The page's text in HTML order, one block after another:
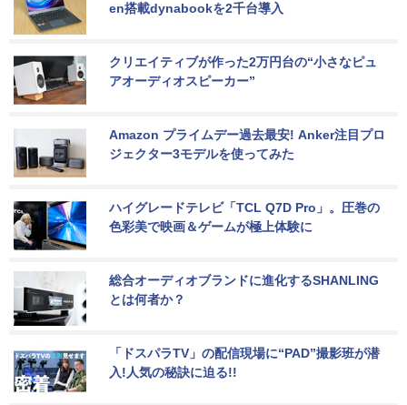
en搭載dynabookを2千台導入
クリエイティブが作った2万円台の“小さなピュ
アオーディオスピーカー”
Amazon プライムデー過去最安! Anker注目プロ
ジェクター3モデルを使ってみた
ハイグレードテレビ「TCL Q7D Pro」。圧巻の
色彩美で映画＆ゲームが極上体験に
総合オーディオブランドに進化するSHANLING
とは何者か？
「ドスパラTV」の配信現場に“PAD”撮影班が潜
入!人気の秘訣に迫る!!